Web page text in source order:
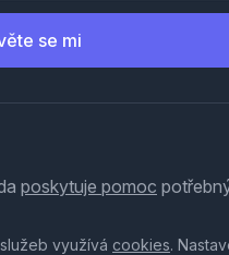
se mi
poskytuje pomoc
využívá cookies.